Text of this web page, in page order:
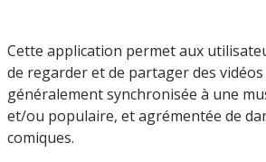
Cette application permet aux
de regarder et de partager des vidéos
généralement synchronisée à une
et/ou populaire, et agrémentée de
comiques.